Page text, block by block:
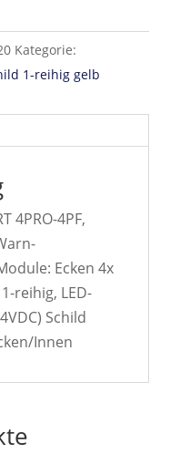
Kategorie:
1-reihig gelb
4PRO-4PF,
Ecken 4x
reihig, LED-
Schild
Innen